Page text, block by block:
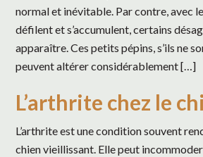
normal et inévitable. Par contre, avec
défilent et s’accumulent, certains
apparaître. Ces petits pépins, s’ils ne
peuvent altérer considérablement […]
L’arthrite chez le
L’arthrite est une condition souvent
chien vieillissant. Elle peut